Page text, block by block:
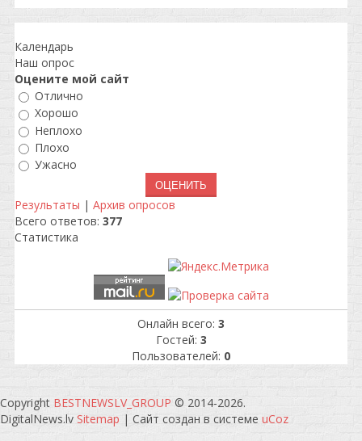
Календарь
Наш опрос
Оцените мой сайт
Отлично
Хорошо
Неплохо
Плохо
Ужасно
Результаты | Архив опросов
Всего ответов: 377
Статистика
Онлайн всего: 3
Гостей: 3
Пользователей: 0
Copyright BESTNEWSLV_GROUP © 2014-2026.
DigitalNews.lv Sitemap | Сайт создан в системе uCoz